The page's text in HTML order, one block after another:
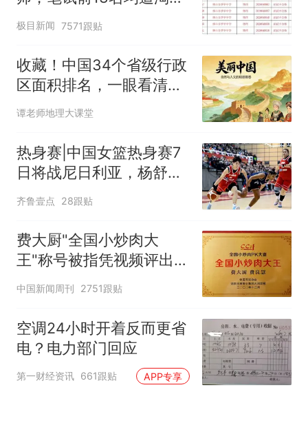
汰？教育局：已叫停招
聘，成立调查组全面核查
极目新闻 7571跟贴
收藏！中国34个省级行政
区面积排名，一眼看清谁
最大、谁最小
谭老师地理大课堂
热身赛|中国女篮热身赛7
日将战尼日利亚，杨舒予
有望出战
齐鲁壹点 28跟贴
费大厨"全国小炒肉大
王"称号被指凭视频评出
官方回应
中国新闻周刊 2751跟贴
空调24小时开着反而更省
电？电力部门回应
第一财经资讯 661跟贴 APP专享